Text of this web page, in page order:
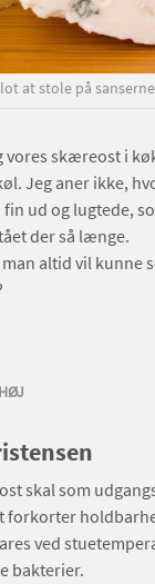
at stole på
vores skæreost i
Jeg aner ikke,
fin ud og lugtede,
der så længe.
altid vil kunne
skal som
forkorter
ved
bakterier.